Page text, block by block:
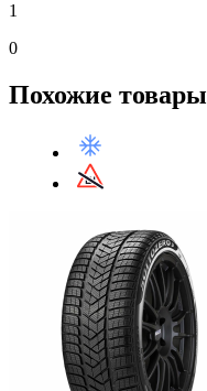
1
0
Похожие товары